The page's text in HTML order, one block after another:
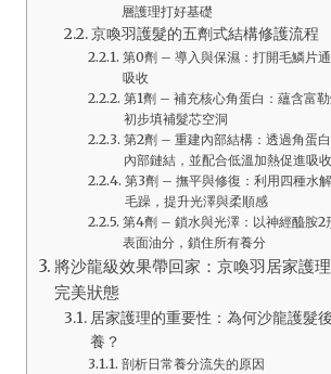
層護理打好基礎
京喚羽護髮的五劑式結構修護流程
第0劑 – 導入與保濕：打開毛鱗片
吸收
第1劑 – 補充核心角蛋白：蘊含富勒
初步填補髮芯空洞
第2劑 – 重建內部結構：透過角蛋
內部鏈結，並配合低溫加熱促進吸收
第3劑 – 撫平與修復：利用四種水
毛躁，提升光澤與柔順感
第4劑 – 鎖水與光澤：以神經醯胺2
表面油分，鎖住所有養分
將沙龍級效果帶回家：京喚羽居家護
完美狀態
居家護理的重要性：為何沙龍護髮
養？
剖析日常養分流失的原因